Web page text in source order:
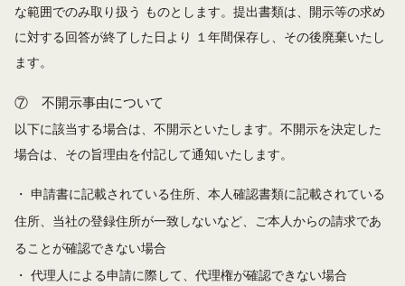
な範囲でのみ取り扱う ものとします。提出書類は、開示等の求め
に対する回答が終了した日より １年間保存し、その後廃棄いたし
ます。
⑦ 不開示事由について
以下に該当する場合は、不開示といたします。不開示を決定した
場合は、その旨理由を付記して通知いたします。
・ 申請書に記載されている住所、本人確認書類に記載されている
住所、当社の登録住所が一致しないなど、ご本人からの請求であ
ることが確認できない場合
・ 代理人による申請に際して、代理権が確認できない場合